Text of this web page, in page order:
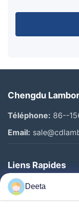
Chengdu
Téléphone: 86--
Email:
Liens Rapides
Aperçu
Produits
Deeta